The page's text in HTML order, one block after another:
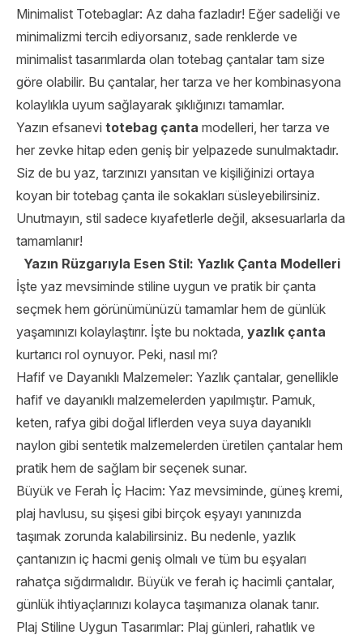
Minimalist Totebaglar: Az daha fazladır! Eğer sadeliği ve
minimalizmi tercih ediyorsanız, sade renklerde ve
minimalist tasarımlarda olan totebag çantalar tam size
göre olabilir. Bu çantalar, her tarza ve her kombinasyona
kolaylıkla uyum sağlayarak şıklığınızı tamamlar.
Yazın efsanevi totebag çanta modelleri, her tarza ve
her zevke hitap eden geniş bir yelpazede sunulmaktadır.
Siz de bu yaz, tarzınızı yansıtan ve kişiliğinizi ortaya
koyan bir totebag çanta ile sokakları süsleyebilirsiniz.
Unutmayın, stil sadece kıyafetlerle değil, aksesuarlarla da
tamamlanır!
Yazın Rüzgarıyla Esen Stil: Yazlık Çanta Modelleri
İşte yaz mevsiminde stiline uygun ve pratik bir çanta
seçmek hem görünümünüzü tamamlar hem de günlük
yaşamınızı kolaylaştırır. İşte bu noktada, yazlık çanta
kurtarıcı rol oynuyor. Peki, nasıl mı?
Hafif ve Dayanıklı Malzemeler: Yazlık çantalar, genellikle
hafif ve dayanıklı malzemelerden yapılmıştır. Pamuk,
keten, rafya gibi doğal liflerden veya suya dayanıklı
naylon gibi sentetik malzemelerden üretilen çantalar hem
pratik hem de sağlam bir seçenek sunar.
Büyük ve Ferah İç Hacim: Yaz mevsiminde, güneş kremi,
plaj havlusu, su şişesi gibi birçok eşyayı yanınızda
taşımak zorunda kalabilirsiniz. Bu nedenle, yazlık
çantanızın iç hacmi geniş olmalı ve tüm bu eşyaları
rahatça sığdırmalıdır. Büyük ve ferah iç hacimli çantalar,
günlük ihtiyaçlarınızı kolayca taşımanıza olanak tanır.
Plaj Stiline Uygun Tasarımlar: Plaj günleri, rahatlık ve